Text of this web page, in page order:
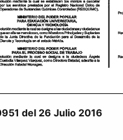
del 26 Julio 2016